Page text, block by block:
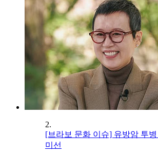
2.
[브라보 문화 이슈] 유방암 투
미선